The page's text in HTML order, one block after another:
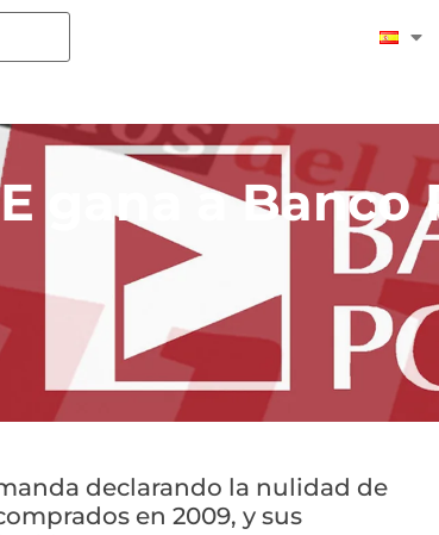
gana a
declarando la nulidad de
en 2009, y sus